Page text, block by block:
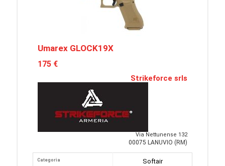
Umarex GLOCK19X
175 €
Strikeforce srls
Via Nettunense 132
00075 LANUVIO (RM)
Categoria
Softair